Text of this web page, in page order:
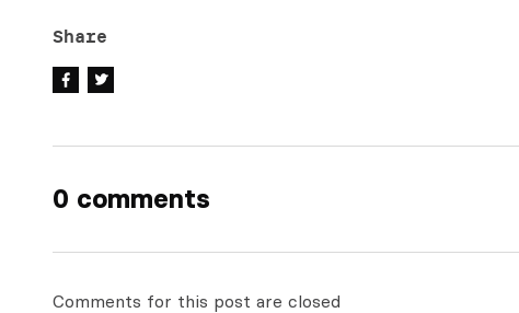
Share
0 comments
Comments for this post are closed